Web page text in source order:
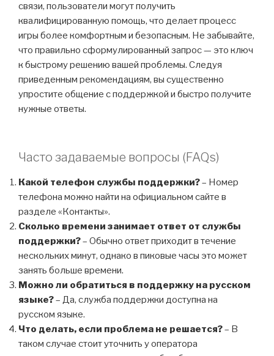
связи, пользователи могут получить
квалифицированную помощь, что делает процесс
игры более комфортным и безопасным. Не забывайте,
что правильно сформулированный запрос — это ключ
к быстрому решению вашей проблемы. Следуя
приведенным рекомендациям, вы существенно
упростите общение с поддержкой и быстро получите
нужные ответы.
Часто задаваемые вопросы (FAQs)
Какой телефон службы поддержки?– Номер
телефона можно найти на официальном сайте в
разделе «Контакты».
Сколько времени занимает ответ от службы
поддержки?– Обычно ответ приходит в течение
нескольких минут, однако в пиковые часы это может
занять больше времени.
Можно ли обратиться в поддержку на русском
языке?– Да, служба поддержки доступна на
русском языке.
Что делать, если проблема не решается?– В
таком случае стоит уточнить у оператора